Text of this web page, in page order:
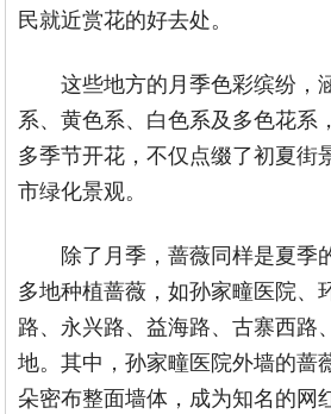
民就近赏花的好去处。
这些地方的月季色彩缤纷，
系、黄色系、白色系及多色花系
多季节开花，不仅点缀了初夏街
市绿化景观。
除了月季，蔷薇同样是夏季
多地种植蔷薇，如孙家疃医院、
路、永兴路、益海路、古寨西路
地。其中，孙家疃医院外墙的蔷
朵密布整面墙体，成为知名的网